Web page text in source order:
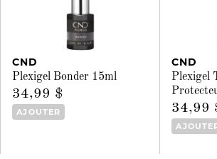
CND
Plexigel Bonder 15ml
34,99 $
AJOUTER
CND
Plexigel
34,99